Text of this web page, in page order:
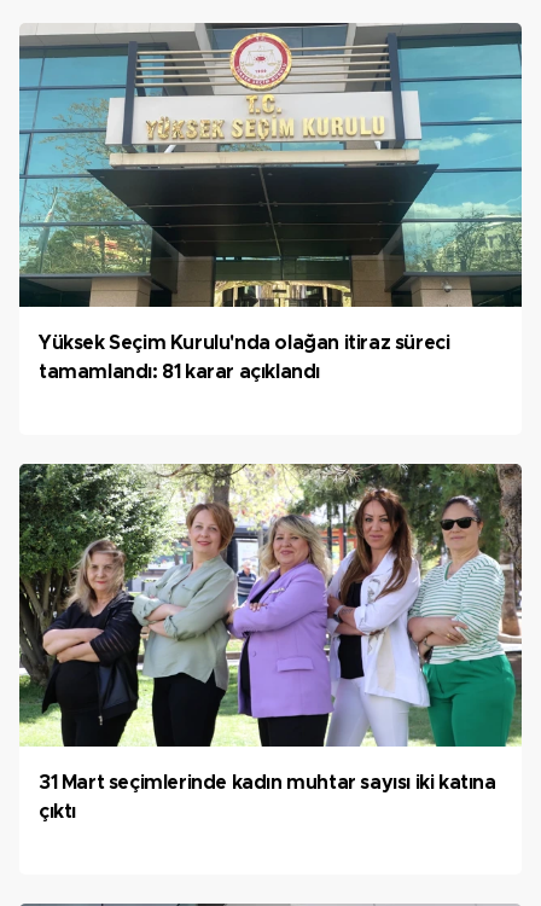
Yüksek Seçim Kurulu'nda olağan itiraz süreci
tamamlandı: 81 karar açıklandı
31 Mart seçimlerinde kadın muhtar sayısı iki katına
çıktı